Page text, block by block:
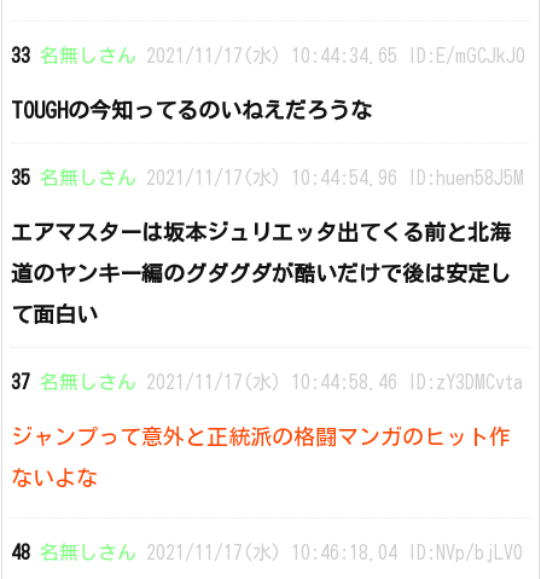
33 名無しさん 2021/11/17(水) 10:44:34.65 ID:E/mGCJkJ0
TOUGHの今知ってるのいねえだろうな
35 名無しさん 2021/11/17(水) 10:44:54.96 ID:huen58J5M
エアマスターは坂本ジュリエッタ出てくる前と北海
道のヤンキー編のグダグダが酷いだけで後は安定し
て面白い
37 名無しさん 2021/11/17(水) 10:44:58.46 ID:zY3DMCvta
ジャンプって意外と正統派の格闘マンガのヒット作
ないよな
48 名無しさん 2021/11/17(水) 10:46:18.04 ID:NVp/bjLV0